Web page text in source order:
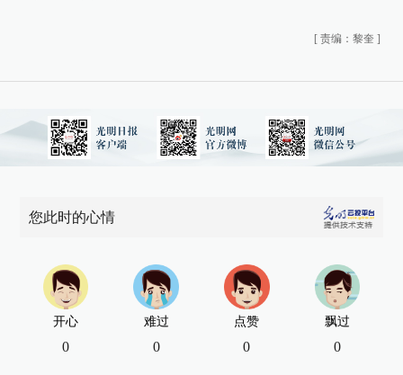
[ 责编：黎奎 ]
您此时的心情
开心
0
难过
0
点赞
0
飘过
0